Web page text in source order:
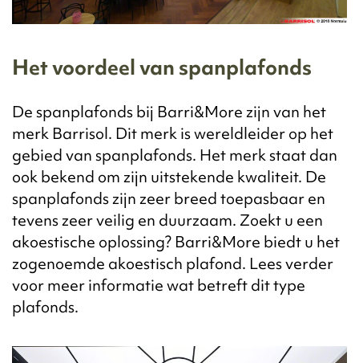
Het voordeel van spanplafonds
De spanplafonds bij Barri&More zijn van het
merk Barrisol. Dit merk is wereldleider op het
gebied van spanplafonds. Het merk staat dan
ook bekend om zijn uitstekende kwaliteit. De
spanplafonds zijn zeer breed toepasbaar en
tevens zeer veilig en duurzaam. Zoekt u een
akoestische oplossing? Barri&More biedt u het
zogenoemde akoestisch plafond. Lees verder
voor meer informatie wat betreft dit type
plafonds.